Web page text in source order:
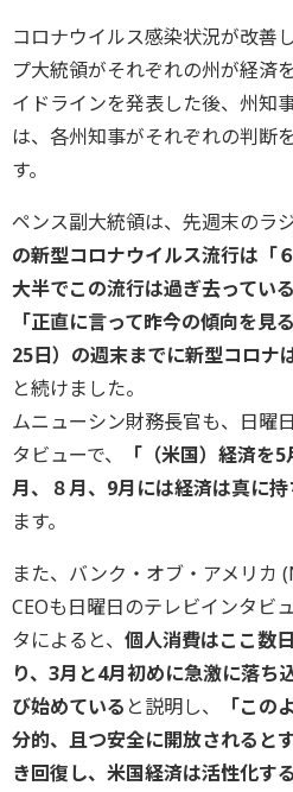
コロナウイルス感染状況が改善
プ大統領がそれぞれの州が経済
イドラインを発表した後、州知
は、各州知事がそれぞれの判断
す。
ペンス副大統領は、先週末のラ
の新型コロナウイルス流行は「
大半でこの流行は過ぎ去ってい
「正直に言って昨今の傾向を見
25日）の週末までに新型コロナ
と続けました。
ムニューシン財務長官も、日曜
タビューで、
「（米国）経済を
月、８月、9月には経済は真に持
ます。
また、バンク・オブ・アメリカ
CEOも日曜日のテレビインタビ
タによると、 個人消費はここ数
り、3月と4月初めに急激に落ち
び始めている と説明し、
「この
分的、且つ安全に開放されると
き回復し、米国経済は活性化す